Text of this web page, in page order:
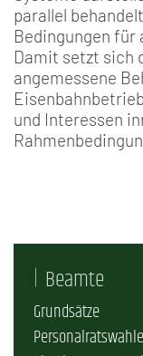
parallel
Bedingungen
Damit setzt sich
angemessene
und Interessen
Beamte
Grundsätze